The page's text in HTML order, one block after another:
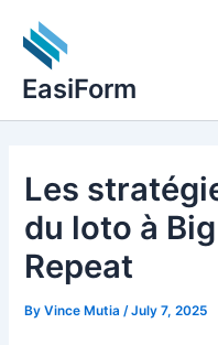
content
EasiForm
Les
du loto à
Repeat
ByVince Mutia/July 7, 2025